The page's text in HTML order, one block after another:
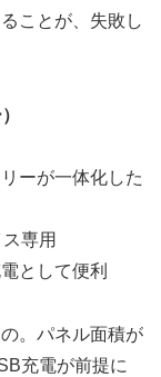
ことが、失敗し
ーが一体化した
専用
として便利
。パネル面積が
充電が前提に